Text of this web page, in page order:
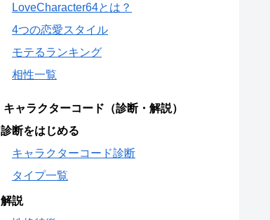
LoveCharacter64とは？
4つの恋愛スタイル
モテるランキング
相性一覧
キャラクターコード（診断・解説）
診断をはじめる
キャラクターコード診断
タイプ一覧
解説